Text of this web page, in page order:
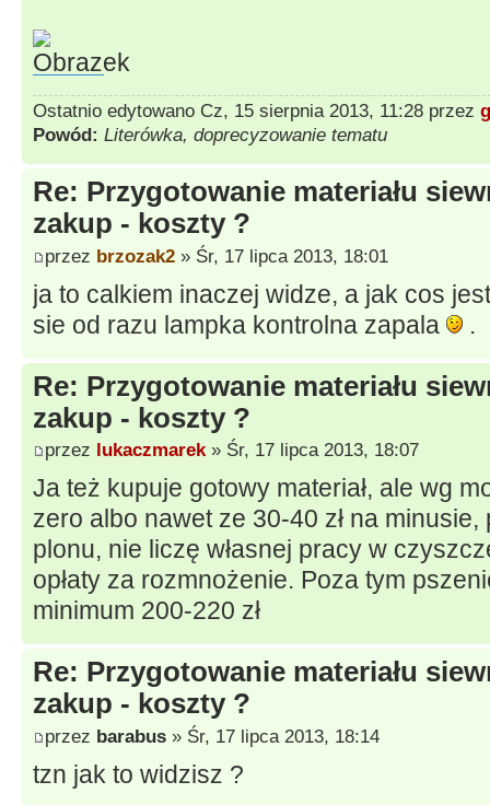
Ostatnio edytowano Cz, 15 sierpnia 2013, 11:28 przez
Powód: Literówka, doprecyzowanie tematu
Re: Przygotowanie materiału
zakup - koszty ?
przez brzozak2 » Śr, 17 lipca 2013, 18:01
ja to calkiem inaczej widze, a jak cos
sie od razu lampka kontrolna zapala
.
Re: Przygotowanie materiału
zakup - koszty ?
przez lukaczmarek» Śr, 17 lipca 2013, 18:07
Ja też kupuje gotowy materiał, ale wg
zero albo nawet ze 30-40 zł na
plonu, nie liczę własnej pracy w
opłaty za rozmnożenie. Poza tym
minimum 200-220 zł
Re: Przygotowanie materiału
zakup - koszty ?
przez barabus » Śr, 17 lipca 2013, 18:14
tzn jak to widzisz ?